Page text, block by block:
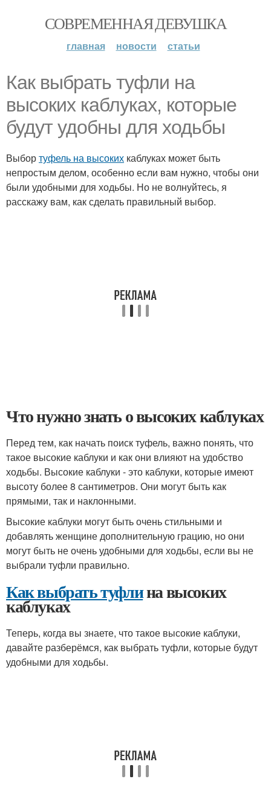
СОВРЕМЕННАЯ ДЕВУШКА
главная новости статьи
Как выбрать туфли на
высоких каблуках, которые
будут удобны для ходьбы
Выбортуфель на высоких каблуках может быть
непростым делом, особенно если вам нужно, чтобы они
были удобными для ходьбы. Но не волнуйтесь, я
расскажу вам, как сделать правильный выбор.
Что нужно знать о высоких каблуках
Перед тем, как начать поиск туфель, важно понять, что
такое высокие каблуки и как они влияют на удобство
ходьбы. Высокие каблуки - это каблуки, которые имеют
высоту более 8 сантиметров. Они могут быть как
прямыми, так и наклонными.
Высокие каблуки могут быть очень стильными и
добавлять женщине дополнительную грацию, но они
могут быть не очень удобными для ходьбы, если вы не
выбрали туфли правильно.
Как выбрать туфлина высоких
каблуках
Теперь, когда вы знаете, что такое высокие каблуки,
давайте разберёмся, как выбрать туфли, которые будут
удобными для ходьбы.